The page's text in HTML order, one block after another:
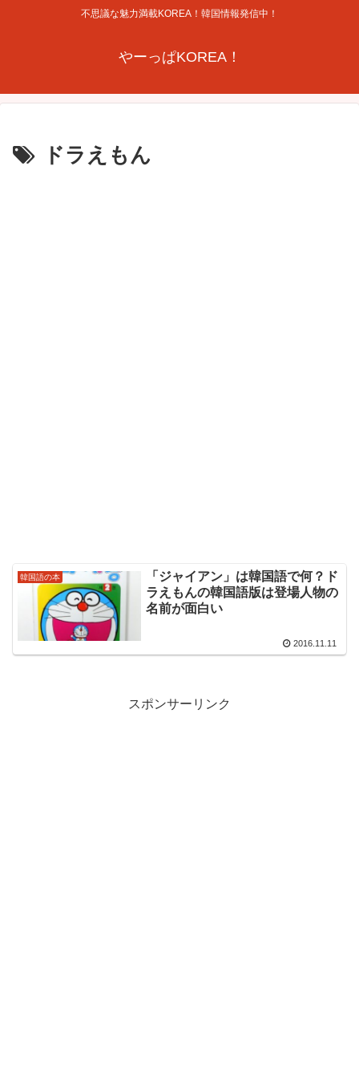
不思議な魅力満載KOREA！韓国情報発信中！
やーっぱKOREA！
ドラえもん
韓国語の本
「ジャイアン」は韓国語で何？ド
ラえもんの韓国語版は登場人物の
名前が面白い
2016.11.11
スポンサーリンク